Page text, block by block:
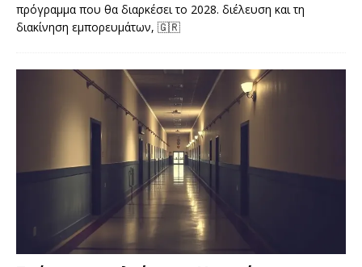
πρόγραμμα που θα διαρκέσει το 2028. διέλευση και τη
διακίνηση εμπορευμάτων, 🇬🇷